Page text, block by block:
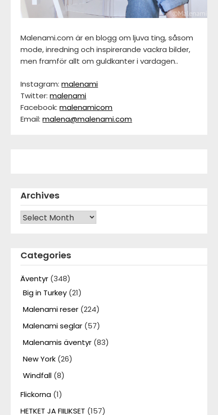
Malenami.com är en blogg om ljuva ting, såsom
mode, inredning och inspirerande vackra bilder,
men framför allt om guldkanter i vardagen..
Instagram:malenami
Twitter:malenami
Facebook:malenamicom
Email:malena@malenami.com
Archives
Archives
Categories
Äventyr (348)
Big in Turkey (21)
Malenami reser (224)
Malenami seglar (57)
Malenamis äventyr (83)
New York (26)
Windfall (8)
Flickorna (1)
HETKET JA FIILIKSET (157)